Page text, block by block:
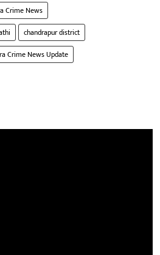
Crime News
chandrapur district
Crime News Update